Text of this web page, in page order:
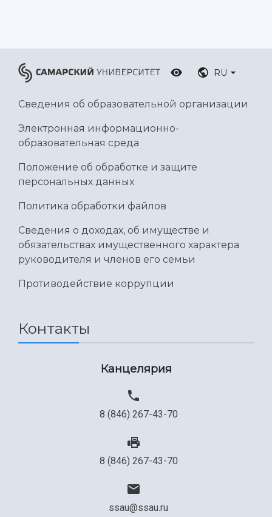
RU
Сведения об образовательной организации
Электронная информационно-
образовательная среда
Положение об обработке и защите
персональных данных
Политика обработки файлов
Сведения о доходах, об имуществе и
обязательствах имущественного характера
руководителя и членов его семьи
Противодействие коррупции
Контакты
Канцелярия
8 (846) 267-43-70
8 (846) 267-43-70
ssau@ssau.ru